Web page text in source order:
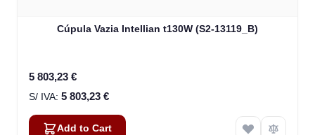
Cúpula Vazia Intellian t130W (S2-13119_B)
5 803,23 €
5 803,23 €
Add to Cart